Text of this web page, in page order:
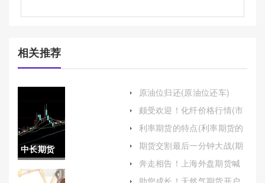
相关推荐
中长期货
款按什么
原油位归还(原油位还车)
颇受欢迎！化纤价格行情(市
利率期货的特点(利率期货的
期货交割最后一分钟大战(期
奔走相告！上海外盘期货喊
助您成长！天然气期货开户